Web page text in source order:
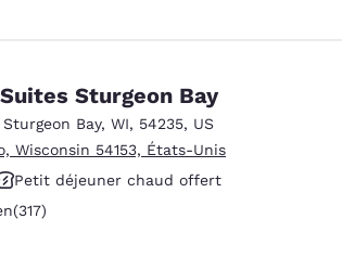
Sturgeon Bay
Sturgeon Bay, WI, 54235, US
Wisconsin 54153, États-Unis
Petit déjeuner chaud offert
commentaires
(317)